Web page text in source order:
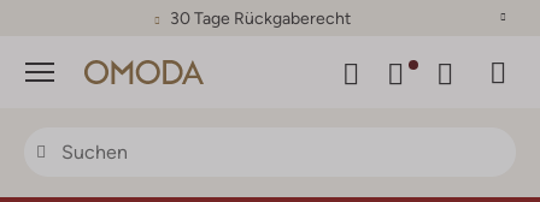
30 Tage Rückgaberecht
Menü